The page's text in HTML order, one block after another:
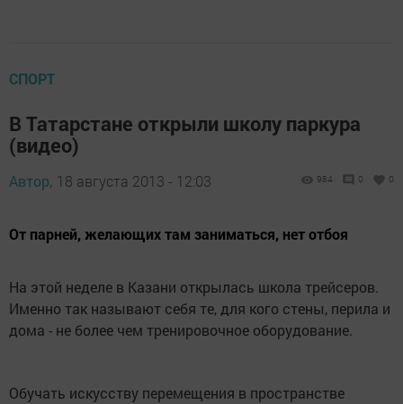
СПОРТ
В Татарстане открыли школу паркура
(видео)
Автор, 18 августа 2013 - 12:03 984 0 0
От парней, желающих там заниматься, нет отбоя
На этой неделе в Казани открылась школа трейсеров.
Именно так называют себя те, для кого стены, перила и
дома - не более чем тренировочное оборудование.
Обучать искусству перемещения в пространстве